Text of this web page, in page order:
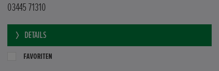
03445 71310
DETAILS
FAVORITEN